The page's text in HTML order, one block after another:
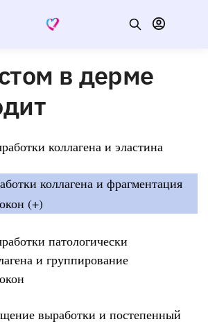
в дерме
коллагена и эластина
коллагена и фрагментация
(+)
патологически
и группирование
выработки и постепенный